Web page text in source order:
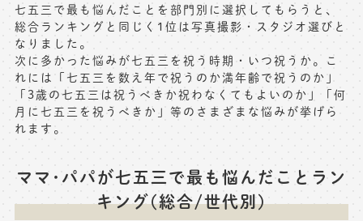
七五三で最も悩んだことを部門別に選択してもらうと、
総合ランキングと同じく1位は写真撮影・スタジオ選びと
なりました。
次に多かった悩みが七五三を祝う時期・いつ祝うか。こ
れには「七五三を数え年で祝うのか満年齢で祝うのか」
「3歳の七五三は祝うべきか祝わなくてもよいのか」「何
月に七五三を祝うべきか」等のさまざまな悩みが挙げら
れます。
ママ･パパが七五三で最も悩んだことラン
キング(総合/世代別)